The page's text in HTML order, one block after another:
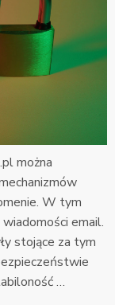
można
W tym
email.
stojące za tym
…